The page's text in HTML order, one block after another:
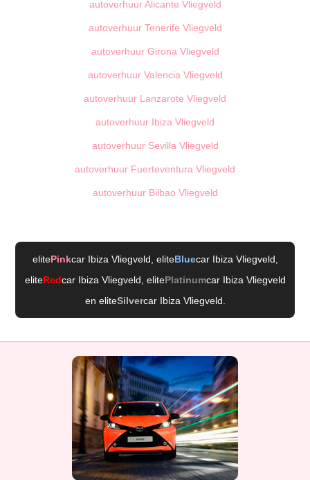
autoverhuur Alicante Vliegveld
autoverhuur Tenerife Vliegveld
autoverhuur Girona Vliegveld
autoverhuur Valencia Vliegveld
autoverhuur Lanzarote Vliegveld
autoverhuur Ibiza Vliegveld
autoverhuur Sevilla Vliegveld
autoverhuur Fuerteventura Vliegveld
autoverhuur Bilbao Vliegveld
elitePinkcar Ibiza Vliegveld , eliteBluecar Ibiza Vliegveld
eliteRedcar Ibiza Vliegveld , elitePlatinumcar Ibiza Vliegveld
en eliteSilvercar Ibiza Vliegveld